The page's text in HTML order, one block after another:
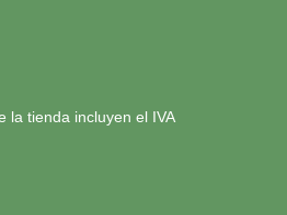
la tienda incluyen el IVA